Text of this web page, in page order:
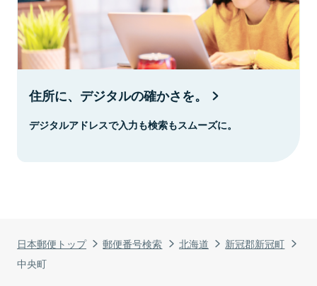
日本郵便トップ 郵便番号検索 北海道
新冠郡新冠町
中央町
住所に、デジタルの確かさを。
デジタルアドレスで入力も検索もスムーズに。